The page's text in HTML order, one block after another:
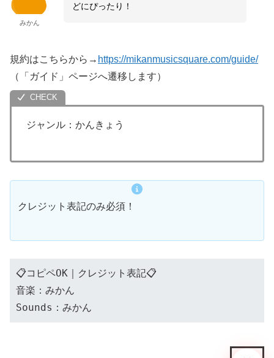
みかん
どにぴったり！
規約はこちらから→ https://mikanmusicsquare.com/guide/
（「ガイド」ページへ遷移します）
ジャンル：かんきょう
クレジット表記のみ必須！
📋コピペOK｜クレジット表記📋
音楽：みかん
Sounds：みかん